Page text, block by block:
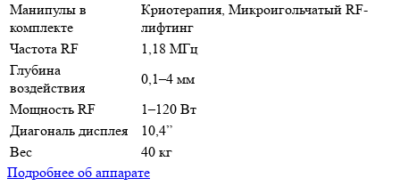
Манипулы в
комплекте
Криотерапия, Микроигольчатый RF-
лифтинг
Частота RF
1,18 МГц
Глубина
воздействия
0,1–4 мм
Мощность RF
1–120 Вт
Диагональ дисплея
10,4”
Вес
40 кг
Подробнее об аппарате